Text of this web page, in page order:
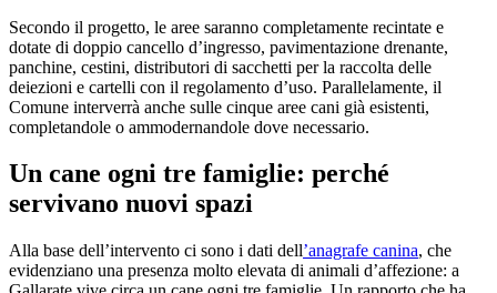
Secondo il progetto, le aree saranno completamente recintate e
dotate di doppio cancello d’ingresso, pavimentazione drenante,
panchine, cestini, distributori di sacchetti per la raccolta delle
deiezioni e cartelli con il regolamento d’uso. Parallelamente, il
Comune interverrà anche sulle cinque aree cani già esistenti,
completandole o ammodernandole dove necessario.
Un cane ogni tre famiglie: perché
servivano nuovi spazi
Alla base dell’intervento ci sono i dati dell’anagrafe canina, che
evidenziano una presenza molto elevata di animali d’affezione: a